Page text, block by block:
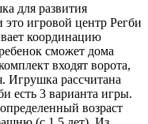
для развития
игровой центр Регби
координацию
сможет дома
входят ворота,
Игрушка рассчитана
есть 3 варианта игры.
возраст